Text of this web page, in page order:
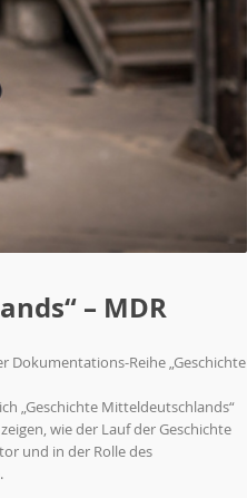
– MDR
Reihe „Geschichte
„Geschichte Mitteldeutschlands“
wie der Lauf der Geschichte
und in der Rolle des